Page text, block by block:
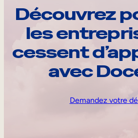
Découvrez
les
cessent
avec
Demandez votre